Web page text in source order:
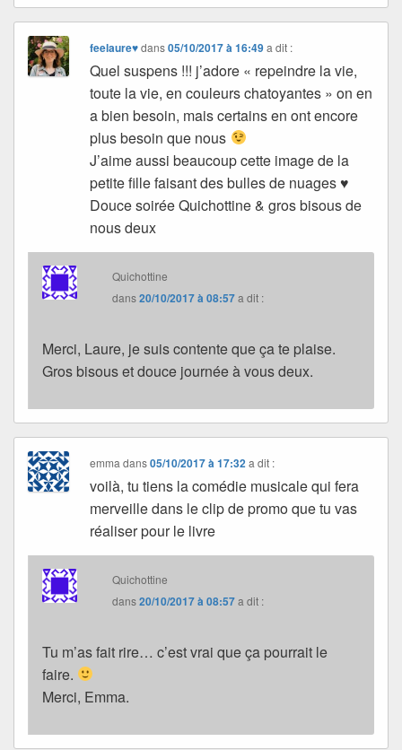
feelaure♥dans05/10/2017 à 16:49 a dit :
Quel suspens !!! j’adore « repeindre la vie,
toute la vie, en couleurs chatoyantes » on en
a bien besoin, mais certains en ont encore
plus besoin que nous
J’aime aussi beaucoup cette image de la
petite fille faisant des bulles de nuages ♥
Douce soirée Quichottine & gros bisous de
nous deux
Quichottine
dans20/10/2017 à 08:57a dit :
Merci, Laure, je suis contente que ça te plaise.
Gros bisous et douce journée à vous deux.
emma dans05/10/2017 à 17:32 a dit :
voilà, tu tiens la comédie musicale qui fera
merveille dans le clip de promo que tu vas
réaliser pour le livre
Quichottine
dans20/10/2017 à 08:57a dit :
Tu m’as fait rire… c’est vrai que ça pourrait le
faire.
Merci, Emma.